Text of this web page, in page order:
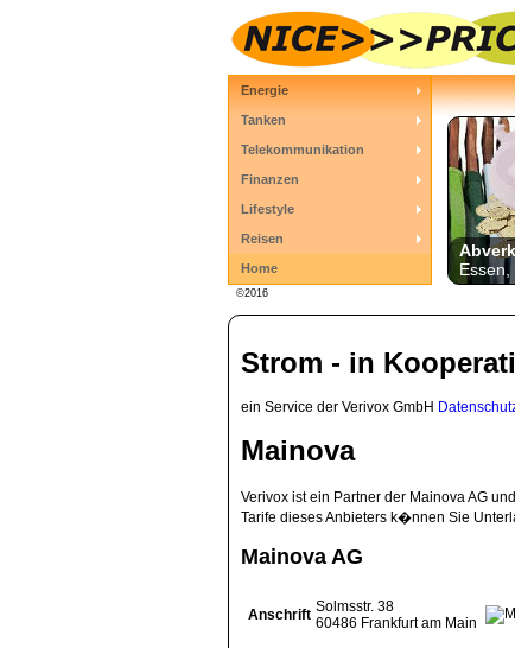
Energie
Tanken
Telekommunikation
Finanzen
Lifestyle
Reisen
Home
©2016
Strom - in
ein Service der Verivox GmbH
Mainova
Verivox ist ein Partner der Mainova AG
Tarife dieses Anbieters k�nnen Sie
Mainova AG
Anschrift Solmsstr. 38
60486 Frankfurt am Main